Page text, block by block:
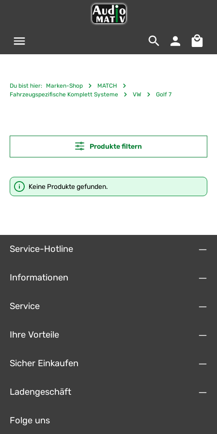
Du bist hier: Marken-Shop
MATCH
Fahrzeugspezifische Komplett Systeme
VW Golf 7
Produkte filtern
Keine Produkte gefunden.
Service-Hotline
Informationen
Service
Ihre Vorteile
Sicher Einkaufen
Ladengeschäft
Folge uns